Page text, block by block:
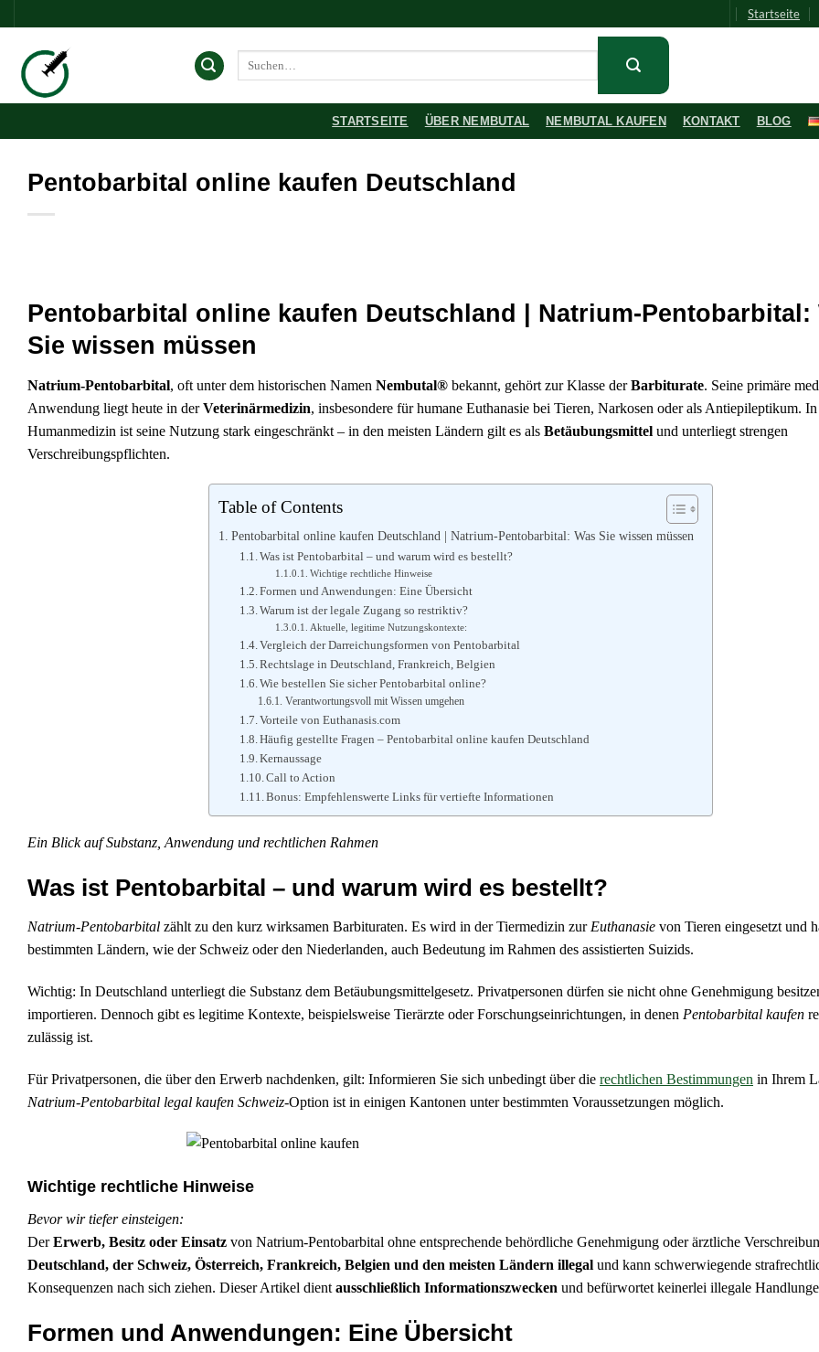
springen
Startseite
STARTSEITE ÜBER NEMBUTAL NEMBUTAL KAUFEN KONTAKT BLOG
Pentobarbital online kaufen Deutschland
Pentobarbital online kaufen Deutschland | Natrium-Pentobarbital:
Sie wissen müssen
Natrium-Pentobarbital, oft unter dem historischen Namen Nembutal® bekannt, gehört zur Klasse derBarbiturate. Seine primäre
Anwendung liegt heute in derVeterinärmedizin, insbesondere für humane Euthanasie bei Tieren, Narkosen oder als Antiepileptikum.
Humanmedizin ist seine Nutzung stark eingeschränkt – in den meisten Ländern gilt es als Betäubungsmittel und unterliegt strengen
Verschreibungspflichten.
Table of Contents
Pentobarbital online kaufen Deutschland | Natrium-Pentobarbital: Was Sie wissen müssen
Was ist Pentobarbital – und warum wird es bestellt?
Wichtige rechtliche Hinweise
Formen und Anwendungen: Eine Übersicht
Warum ist der legale Zugang so restriktiv?
Aktuelle, legitime Nutzungskontexte:
Vergleich der Darreichungsformen von Pentobarbital
Rechtslage in Deutschland, Frankreich, Belgien
Wie bestellen Sie sicher Pentobarbital online?
Verantwortungsvoll mit Wissen umgehen
Vorteile von Euthanasis.com
Häufig gestellte Fragen – Pentobarbital online kaufen Deutschland
Kernaussage
Call to Action
Bonus: Empfehlenswerte Links für vertiefte Informationen
Ein Blick auf Substanz, Anwendung und rechtlichen Rahmen
Was ist Pentobarbital – und warum wird es bestellt?
Natrium-Pentobarbital zählt zu den kurz wirksamen Barbituraten. Es wird in der Tiermedizin zur Euthanasie von Tieren eingesetzt und
bestimmten Ländern, wie der Schweiz oder den Niederlanden, auch Bedeutung im Rahmen des assistierten Suizids.
Wichtig: In Deutschland unterliegt die Substanz dem Betäubungsmittelgesetz. Privatpersonen dürfen sie nicht ohne Genehmigung
importieren. Dennoch gibt es legitime Kontexte, beispielsweise Tierärzte oder Forschungseinrichtungen, in denen Pentobarbital kaufen
zulässig ist.
Für Privatpersonen, die über den Erwerb nachdenken, gilt: Informieren Sie sich unbedingt über die rechtlichen Bestimmungen in Ihrem
Natrium-Pentobarbital legal kaufen Schweiz-Option ist in einigen Kantonen unter bestimmten Voraussetzungen möglich.
Wichtige rechtliche Hinweise
Bevor wir tiefer einsteigen:
DerErwerb, Besitz oder Einsatz von Natrium-Pentobarbital ohne entsprechende behördliche Genehmigung oder ärztliche
Deutschland, der Schweiz, Österreich, Frankreich, Belgien und den meisten Ländern illegal und kann schwerwiegende
Konsequenzen nach sich ziehen. Dieser Artikel dient ausschließlich Informationszwecken und befürwortet keinerlei illegale
Formen und Anwendungen: Eine Übersicht